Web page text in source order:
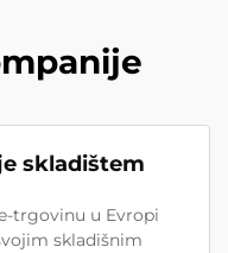
skladištem
trgovinu u Evropi
skladišnim